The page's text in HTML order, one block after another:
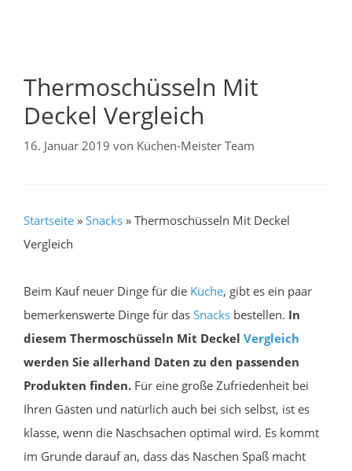
Thermoschüsseln Mit
Deckel Vergleich
16. Januar 2019 von Küchen-Meister Team
Startseite » Snacks » Thermoschüsseln Mit Deckel
Vergleich
Beim Kauf neuer Dinge für die Küche, gibt es ein paar
bemerkenswerte Dinge für das Snacks bestellen. In
diesem Thermoschüsseln Mit Deckel Vergleich
werden Sie allerhand Daten zu den passenden
Produkten finden. Für eine große Zufriedenheit bei
Ihren Gästen und natürlich auch bei sich selbst, ist es
klasse, wenn die Naschsachen optimal wird. Es kommt
im Grunde darauf an, dass das Naschen Spaß macht